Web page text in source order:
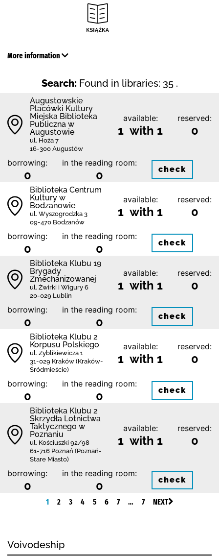
More information
Search: Found in libraries: 35 .
Augustowskie
Placówki Kultury
Miejska Biblioteka
Publiczna w
Augustowie
ul. Hoża 7
16-300 Augustów
available:
1 with 1
reserved:
0
borrowing:
0
in the reading room:
0 check
Biblioteka Centrum
Kultury w
Bodzanowie
ul. Wyszogrodzka 3
09-470 Bodzanów
available:
1 with 1
reserved:
0
borrowing:
0
in the reading room:
0 check
Biblioteka Klubu 19
Brygady
Zmechanizowanej
ul. Żwirki i Wigury 6
20-029 Lublin
available:
1 with 1
reserved:
0
borrowing:
0
in the reading room:
0 check
Biblioteka Klubu 2
Korpusu Polskiego
ul. Zyblikiewicza 1
31-029 Kraków (Kraków-
Śródmieście)
available:
1 with 1
reserved:
0
borrowing:
0
in the reading room:
0 check
Biblioteka Klubu 2
Skrzydła Lotnictwa
Taktycznego w
Poznaniu
ul. Kościuszki 92/98
61-716 Poznań (Poznań-
Stare Miasto)
available:
1 with 1
reserved:
0
borrowing:
0
in the reading room:
0 check
1 2 3 4 5 6 7 … 7 NEXT
Voivodeship